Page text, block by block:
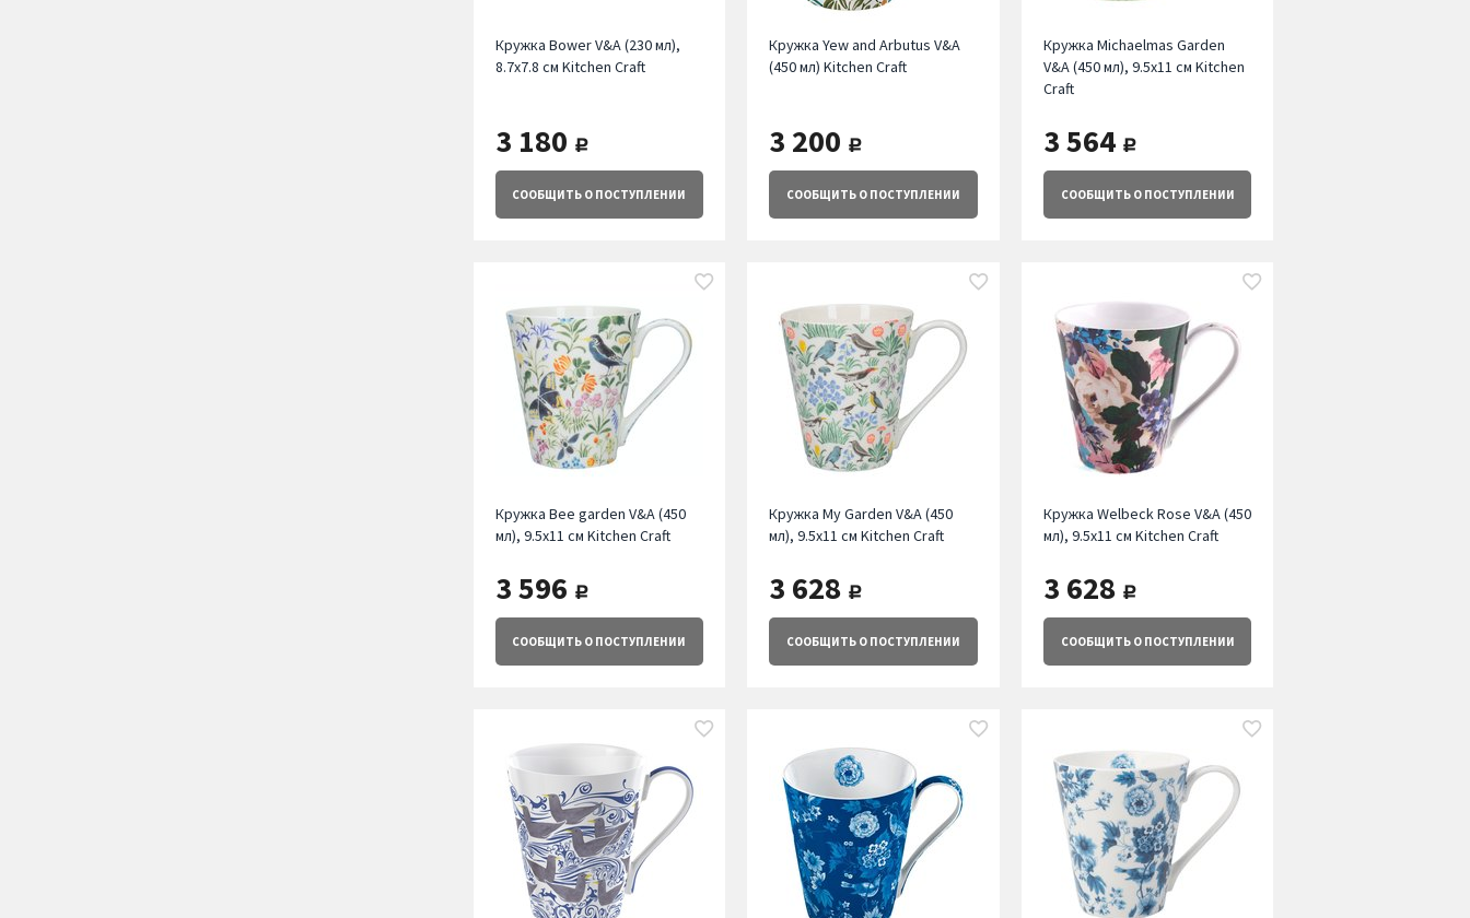
Кружка Bower V&A (230 мл),
8.7х7.8 см Kitchen Craft
3 180 руб.
СООБЩИТЬ О ПОСТУПЛЕНИИ
Кружка Yew and Arbutus V&A
(450 мл) Kitchen Craft
3 200 руб.
СООБЩИТЬО ПОСТУПЛЕНИИ
Кружка Michaelmas Garden
V&A (450 мл), 9.5х11 см Kitchen
Craft
3 564 руб.
СООБЩИТЬО ПОСТУПЛЕНИИ
Кружка Bee garden V&A (450
мл), 9.5х11 см Kitchen Craft
3 596 руб.
СООБЩИТЬ О ПОСТУПЛЕНИИ
Кружка My Garden V&A (450
мл), 9.5х11 см Kitchen Craft
3 628 руб.
СООБЩИТЬО ПОСТУПЛЕНИИ
Кружка Welbeck Rose V&A (450
мл), 9.5х11 см Kitchen Craft
3 628 руб.
СООБЩИТЬО ПОСТУПЛЕНИИ